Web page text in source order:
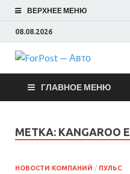
ВЕРХНЕЕ МЕНЮ
08.08.2026
ГЛАВНОЕ МЕНЮ
МЕТКА: KANGAROO
НОВОСТИ КОМПАНИЙ / ПУЛЬС